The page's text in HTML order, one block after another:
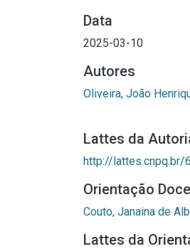
Data
2025-03-10
Autores
Oliveira, João
Lattes da
http://lattes.cnpq.br/
Orientação
Couto, Janaina de
Lattes da